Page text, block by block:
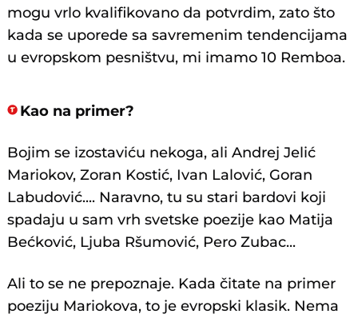
mogu vrlo kvalifikovano da potvrdim, zato što
kada se uporede sa savremenim tendencijama
u evropskom pesništvu, mi imamo 10 Remboa.
Kao na primer?
Bojim se izostaviću nekoga, ali Andrej Jelić
Mariokov, Zoran Kostić, Ivan Lalović, Goran
Labudović.... Naravno, tu su stari bardovi koji
spadaju u sam vrh svetske poezije kao Matija
Bećković, Ljuba Ršumović, Pero Zubac...
Ali to se ne prepoznaje. Kada čitate na primer
poeziju Mariokova, to je evropski klasik. Nema